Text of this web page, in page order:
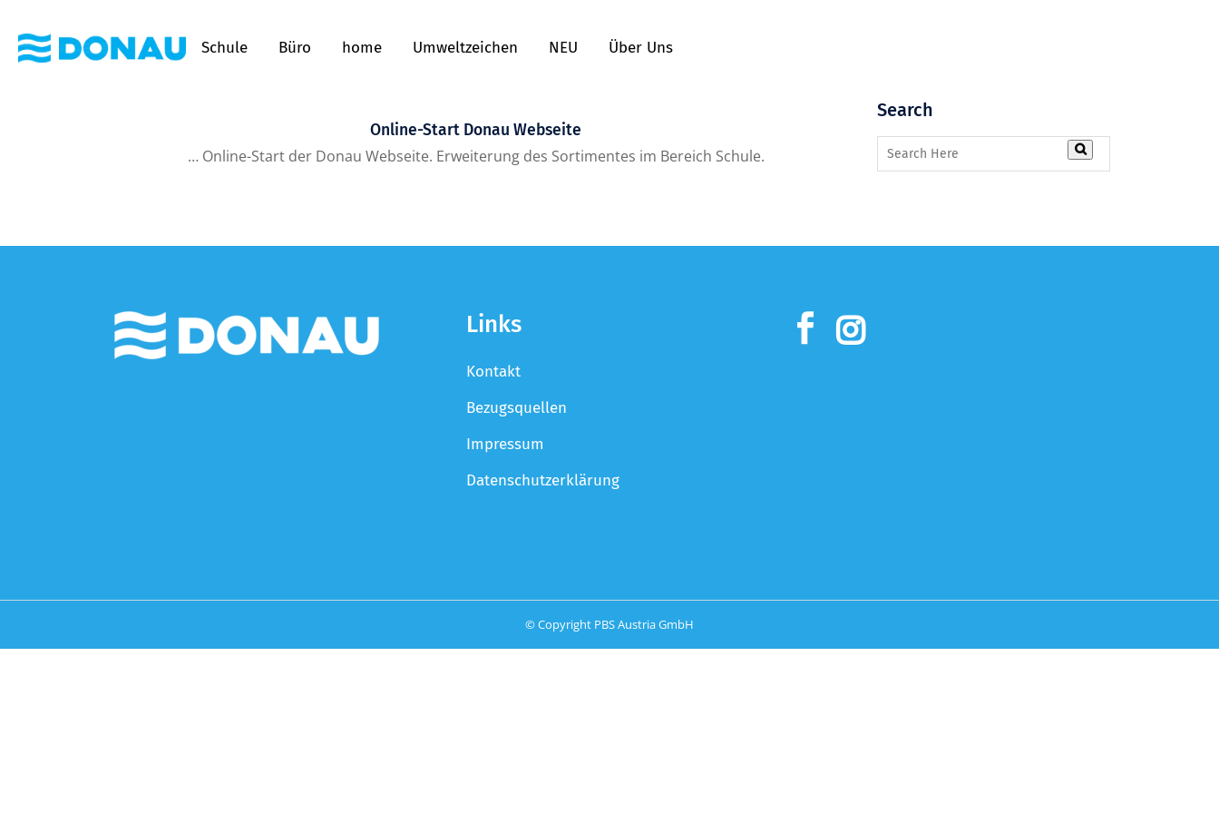
Schule Büro home Umweltzeichen NEU Über Uns
Online-Start Donau Webseite
… Online-Start der Donau Webseite. Erweiterung des Sortimentes im Bereich Schule.
Search
Links
Kontakt
Bezugsquellen
Impressum
Datenschutzerklärung
© Copyright PBS Austria GmbH